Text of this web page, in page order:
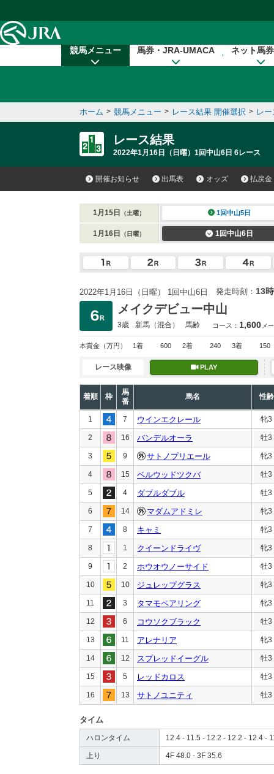
競馬メニュー 馬券・JRA-UMACA ネット馬
ホーム > 競馬メニュー > レース結果 開催選択 > レ
レース結果
2022年1月16日（日曜）1回中山6日 6レース
開催お知らせ 出馬表 オッズ 払戻金
1月15日 （土曜） 1回中山5日
1月16日 （日曜） 1回中山6日
2022年1月16日（日曜） 1回中山6日 発走時刻： 13
メイクデビュー中山
3歳 新馬 （混合） 馬齢 コース： 1,600 メ
本賞金 （万円） 1着 600 2着 240 3着 150
レース映像 PLAY
着順 枠
馬
番
馬名 性齢
1 7 ウインエクレール 牝3
2 16 バンデルオーラ 牡3
3 9 サトノプリエール 牝3
4 15 ベルウッドツクバ 牡3
5 4 ダブルダブル 牡3
6 14 マダムアドミレ 牝3
7 8 キャミ 牝3
8 1 クイーンドライヴ 牝3
9 2 ホウオウノーサイド 牡3
10 10 ジュレップグラス 牝3
11 3 タマモペアリング 牝3
12 6 コウソクブラック 牡3
13 11 アレナリア 牝3
14 12 スプレッドイーグル 牡3
15 5 レッドカロス 牡3
16 13 サトノユニティ 牡3
タイム
ハロンタイム 12.4 - 11.5 - 12.2 - 12.2 - 12.4 -
上り 4F 48.0 - 3F 35.6